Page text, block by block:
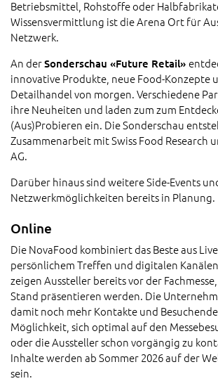
Betriebsmittel, Rohstoffe oder
Wissensvermittlung ist die Arena Ort für
Netzwerk.
An derSonderschau «Future Retail»
innovative Produkte, neue Food-Konzepte
Detailhandel von morgen. Verschiedene
ihre Neuheiten und laden zum zum
(Aus)Probieren ein. Die Sonderschau
Zusammenarbeit mit Swiss Food Research
AG.
Darüber hinaus sind weitere Side-Events
Netzwerkmöglichkeiten bereits in Planung.
Online
Die NovaFood kombiniert das Beste aus
persönlichem Treffen und digitalen
zeigen Aussteller bereits vor der
Stand präsentieren werden. Die
damit noch mehr Kontakte und
Möglichkeit, sich optimal auf den
oder die Aussteller schon vorgängig zu
Inhalte werden ab Sommer 2026 auf der
sein.